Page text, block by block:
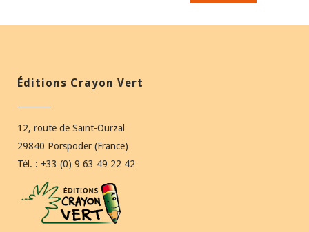
Éditions Crayon Vert
12, route de Saint-Ourzal
29840 Porspoder (France)
Tél. : +33 (0) 9 63 49 22 42